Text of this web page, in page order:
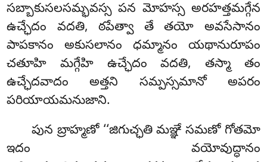
సబ్బాకుసలసమ్భవస్స పన మోహస్స అరహత్తమగ్గేన
ఉచ్ఛేదం వదతి, ఠపేత్వా తే తయో అవసేసానం
పాపకానం అకుసలానం ధమ్మానం యథానురూపం
చతూహి మగ్గేహి ఉచ్ఛేదం వదతి, తస్మా తం
ఉచ్ఛేదవాదం అత్తని సమ్పస్సమానో అపరం
పరియాయమనుజాని.
పున బ్రాహ్మణో ‘‘జిగుచ్ఛతి మఞ్ఞే సమణో గోతమో
ఇదం వయోవుద్ధానం